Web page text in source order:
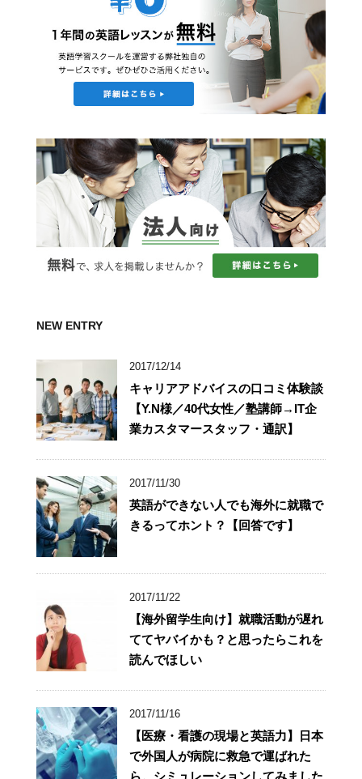
NEW ENTRY
2017/12/14
キャリアアドバイスの口コミ体験談
【Y.N様／40代女性／塾講師→IT企
業カスタマースタッフ・通訳】
2017/11/30
英語ができない人でも海外に就職で
きるってホント？【回答です】
2017/11/22
【海外留学生向け】就職活動が遅れ
ててヤバイかも？と思ったらこれを
読んでほしい
2017/11/16
【医療・看護の現場と英語力】日本
で外国人が病院に救急で運ばれた
ら。シミュレーションしてみました